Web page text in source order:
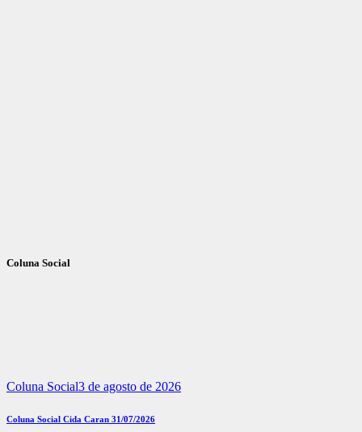
Coluna Social
Coluna Social3 de agosto de 2026
Coluna Social Cida Caran 31/07/2026